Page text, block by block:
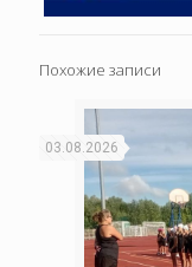
Похожие записи
03.08.2026